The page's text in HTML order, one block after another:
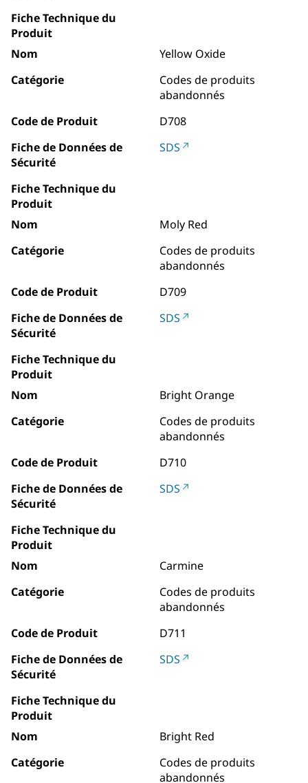
Fiche Technique du
Produit
Nom
Yellow Oxide
Catégorie
Codes de produits
abandonnés
Code de Produit
D708
Fiche de Données de
Sécurité
SDS
Fiche Technique du
Produit
Nom
Moly Red
Catégorie
Codes de produits
abandonnés
Code de Produit
D709
Fiche de Données de
Sécurité
SDS
Fiche Technique du
Produit
Nom
Bright Orange
Catégorie
Codes de produits
abandonnés
Code de Produit
D710
Fiche de Données de
Sécurité
SDS
Fiche Technique du
Produit
Nom
Carmine
Catégorie
Codes de produits
abandonnés
Code de Produit
D711
Fiche de Données de
Sécurité
SDS
Fiche Technique du
Produit
Nom
Bright Red
Catégorie
Codes de produits
abandonnés